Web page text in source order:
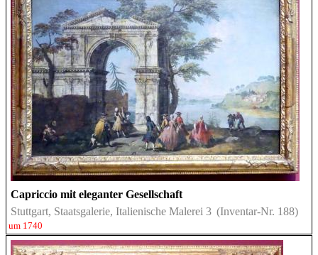
Capriccio mit eleganter Gesellschaft
Stuttgart, Staatsgalerie, Italienische Malerei 3 (Inventar-Nr. 188)
um 1740